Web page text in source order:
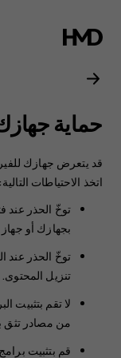
دليل
مستخدم
Nokia
2
حماية
قد يتعرض جهازك
‏‫اتخذ الاحتياطات التالية:
توخّ الحذر عند
بجهازك أو
توخّ الحذر عند
تنزيل المحتوى.
لا تقم بتثبيت
من مصادر تثق
قم بتثبيت